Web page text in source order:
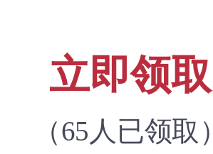
立即领取
（65人已领取）